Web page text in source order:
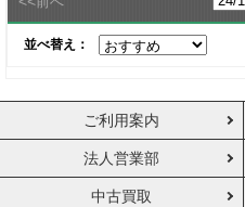
並べ替え：
ご利用案内
法人営業部
中古買取